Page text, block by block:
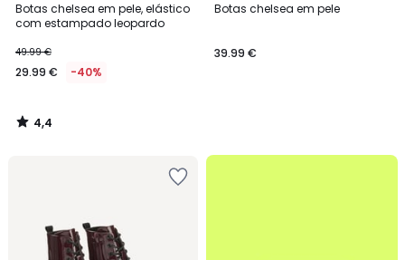
Botas chelsea em pele, elástico
com estampado leopardo
49.99 €
29.99 € -40%
/ 5
4,4
/
Botas chelsea em pele
39.99 €
até